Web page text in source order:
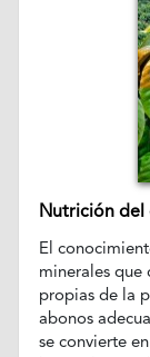
Nutrición del
El
minerales que
propias de la
abonos
se convierte